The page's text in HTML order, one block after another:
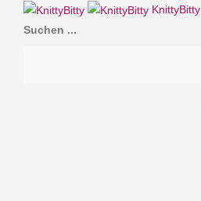
KnittyBitty
Suchen ...